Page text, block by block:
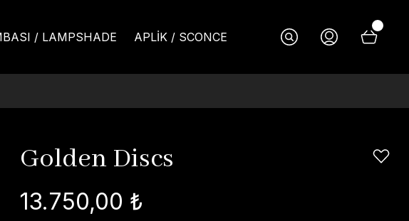
/ LAMPSHADE APLİK / SCONCE
Golden Discs
13.750,00 ₺